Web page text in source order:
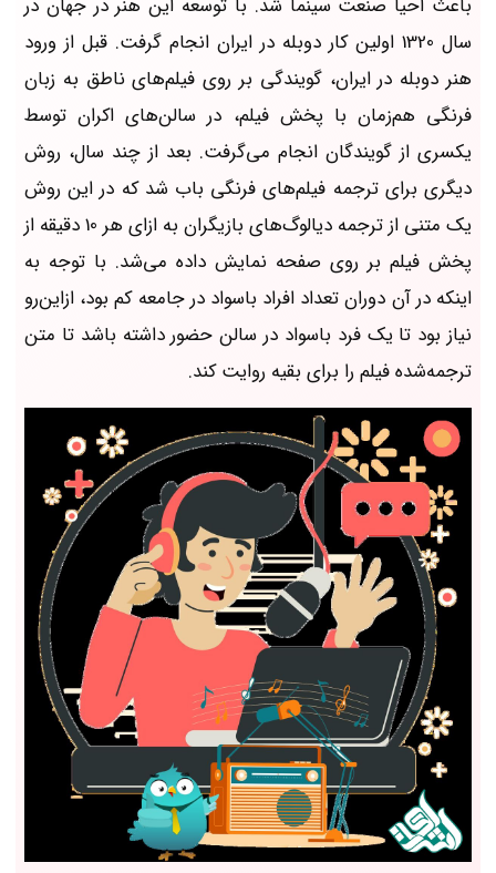
باعث احیا صنعت سینما شد. با توسعه این هنر در جهان در
سال 1320 اولین کار دوبله در ایران انجام گرفت. قبل از ورود
هنر دوبله در ایران، گویندگی بر روی فیلم‌های ناطق به زبان
فرنگی هم‌زمان با پخش فیلم، در سالن‌های اکران توسط
یکسری از گویندگان انجام می‌گرفت. بعد از چند سال، روش
دیگری برای ترجمه فیلم‌های فرنگی باب شد که در این روش
یک متنی از ترجمه دیالوگ‌های بازیگران به ازای هر 10 دقیقه از
پخش فیلم بر روی صفحه نمایش داده می‌شد. با توجه به
اینکه در آن دوران تعداد افراد باسواد در جامعه کم بود، ازاین‌رو
نیاز بود تا یک فرد باسواد در سالن حضور داشته باشد تا متن
ترجمه‌شده فیلم را برای بقیه روایت کند.